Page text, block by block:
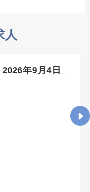
人
2026年9月4日